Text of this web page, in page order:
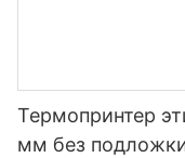
Термопринтер
мм без